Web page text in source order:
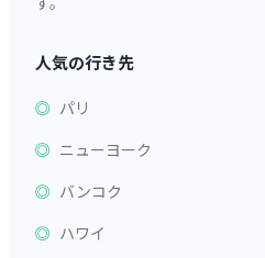
人気の行き先
パリ
ニューヨーク
バンコク
ハワイ